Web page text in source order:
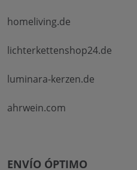
homeliving.de
lichterkettenshop24.de
luminara-kerzen.de
ahrwein.com
ENVÍO ÓPTIMO